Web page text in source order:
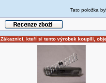
Tato položka
Zákazníci, kteří si tento výrobek koupili,